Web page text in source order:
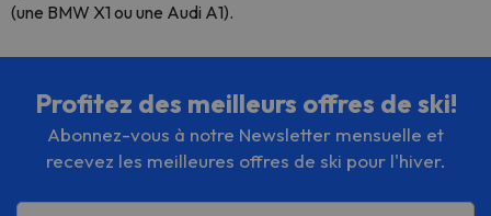
(une BMW X1 ou une Audi A1).
Profitez des meilleurs offres de ski!
Abonnez-vous à notre Newsletter mensuelle et
recevez les meilleures offres de ski pour l'hiver.